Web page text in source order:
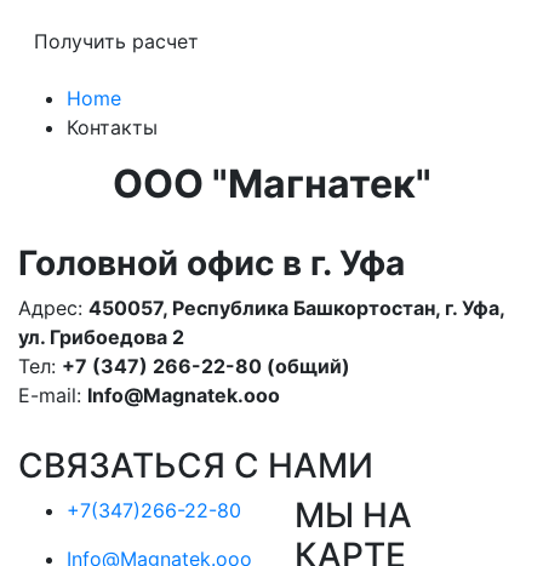
Home
Контакты
ООО "Магнатек"
Головной офис в г. Уфа
Адрес: 450057, Республика Башкортостан, г. Уфа,
ул. Грибоедова 2
Тел: +7 (347) 266-22-80 (общий)
E-mail: Info@Magnatek.ooo
СВЯЗАТЬСЯ С НАМИ
+7(347)266-22-80
Info@Magnatek.ooo
МЫ НА
КАРТЕ